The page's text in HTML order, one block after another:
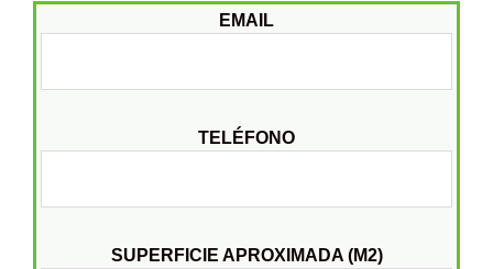
EMAIL
TELÉFONO
SUPERFICIE APROXIMADA (M2)